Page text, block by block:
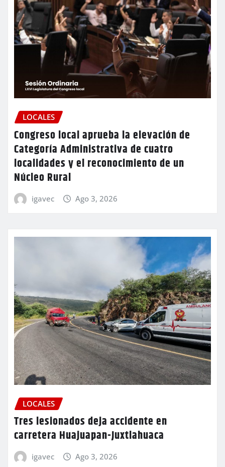
LOCALES
Congreso local aprueba la elevación de
Categoría Administrativa de cuatro
localidades y el reconocimiento de un
Núcleo Rural
igavec Ago 3, 2026
LOCALES
Tres lesionados deja accidente en
carretera Huajuapan-Juxtlahuaca
igavec Ago 3, 2026